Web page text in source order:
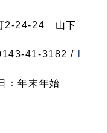
2-24-24 山下
41-3182 /
：年末年始